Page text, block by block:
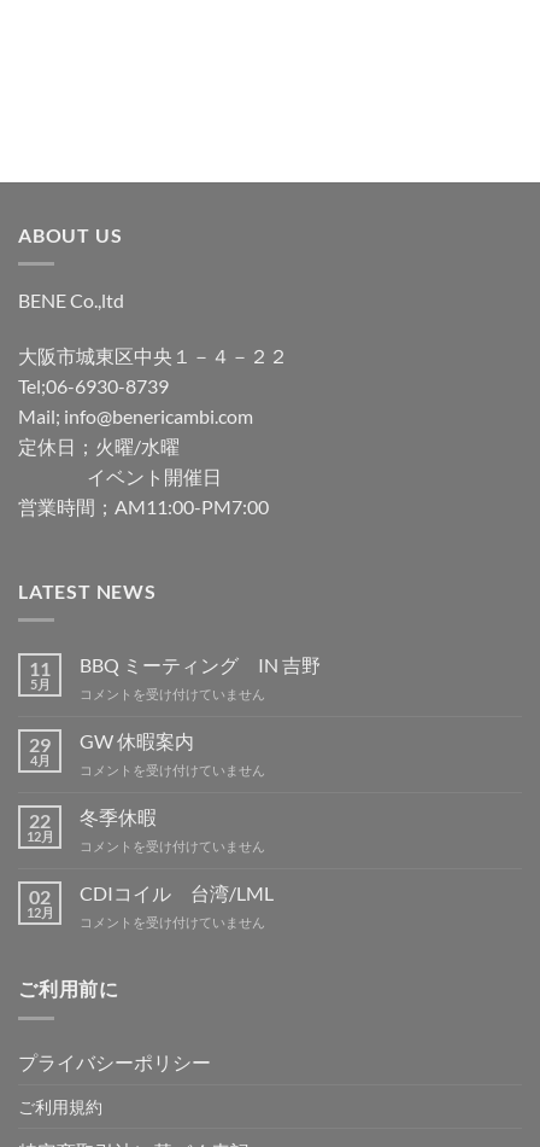
ABOUT US
BENE Co.,ltd
大阪市城東区中央１－４－２２
Tel;06-6930-8739
Mail; info@benericambi.com
定休日；火曜/水曜
イベント開催日
営業時間；AM11:00-PM7:00
LATEST NEWS
11
5月
BBQ ミーティング IN 吉野
BBQ
ー
ィ
グ
吉
は
コメントを受け付けていません
29
4月
GW 休暇案内
GW
暇
案
内
コメントを受け付けていません
22
12月
冬季休暇
冬
休
は
コメントを受け付けていません
02
12月
CDIコイル 台湾/LML
CDI
ル
台
コメントを受け付けていません
ご利用前に
プライバシーポリシー
ご利用規約